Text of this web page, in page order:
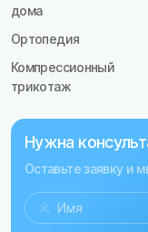
дома
Ортопедия
Компрессионный
трикотаж
Нужна
Оставьте заявку и